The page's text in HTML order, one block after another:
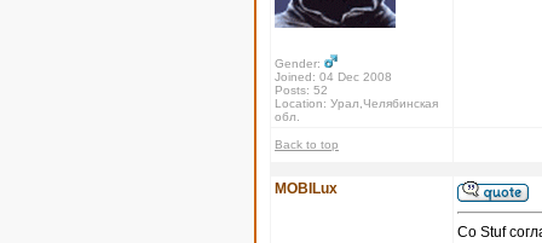
Gender:
Joined: 04 Dec 2008
Posts: 52
Location: Урал,Челябинская
обл.
Back to top
MOBILux
Со Stuf